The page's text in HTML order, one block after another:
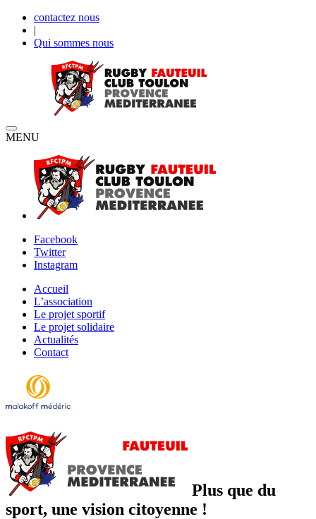
contactez nous
|
Qui sommes nous
MENU
Facebook
Twitter
Instagram
Accueil
L’association
Le projet sportif
Le projet solidaire
Actualités
Contact
Plus que du
sport, une vision citoyenne !